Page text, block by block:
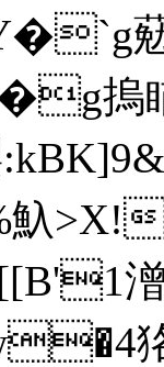
葂
瞄逞n
>X!